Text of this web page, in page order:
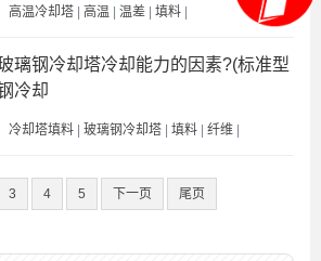
高温冷却塔 | 高温 | 温差 | 填料 |
璃钢冷却塔冷却能力的因素?(标准型
冷却
冷却塔填料 | 玻璃钢冷却塔 | 填料 | 纤维 |
3 4 5 下一页 尾页